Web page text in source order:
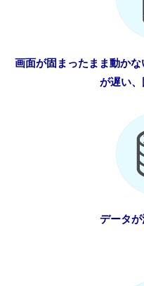
画面が固まったまま動か
が遅い
データ